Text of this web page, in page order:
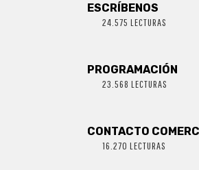
ESCRÍBENOS
24.575 LECTURAS
PROGRAMACIÓN
23.568 LECTURAS
CONTACTO
16.270 LECTURAS